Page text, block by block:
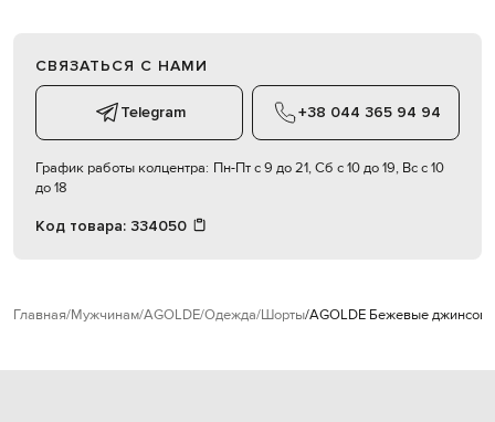
СВЯЗАТЬСЯ С НАМИ
Telegram +38 044 365 94 94
График работы колцентра: Пн-Пт с 9 до 21, Сб с 10 до 19, Вс с 10
до 18
Код товара: 334050
Главная Мужчинам AGOLDE Одежда Шорты AGOLDE Бежевые